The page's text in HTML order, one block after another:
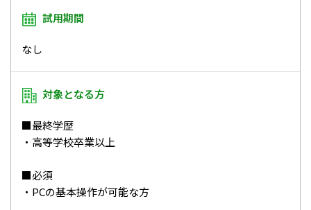
試用期間
なし
対象となる方
■最終学歴
・高等学校卒業以上
■必須
・PCの基本操作が可能な方